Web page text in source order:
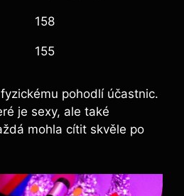
158
155
pohodlí účastnic.
je sexy, ale také
mohla cítit skvěle po